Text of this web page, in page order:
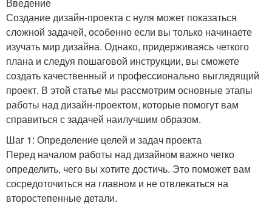
Введение
Создание дизайн-проекта с нуля может показаться
сложной задачей, особенно если вы только начинаете
изучать мир дизайна. Однако, придерживаясь четкого
плана и следуя пошаговой инструкции, вы сможете
создать качественный и профессионально выглядящий
проект. В этой статье мы рассмотрим основные этапы
работы над дизайн-проектом, которые помогут вам
справиться с задачей наилучшим образом.
Шаг 1: Определение целей и задач проекта
Перед началом работы над дизайном важно четко
определить, чего вы хотите достичь. Это поможет вам
сосредоточиться на главном и не отвлекаться на
второстепенные детали.